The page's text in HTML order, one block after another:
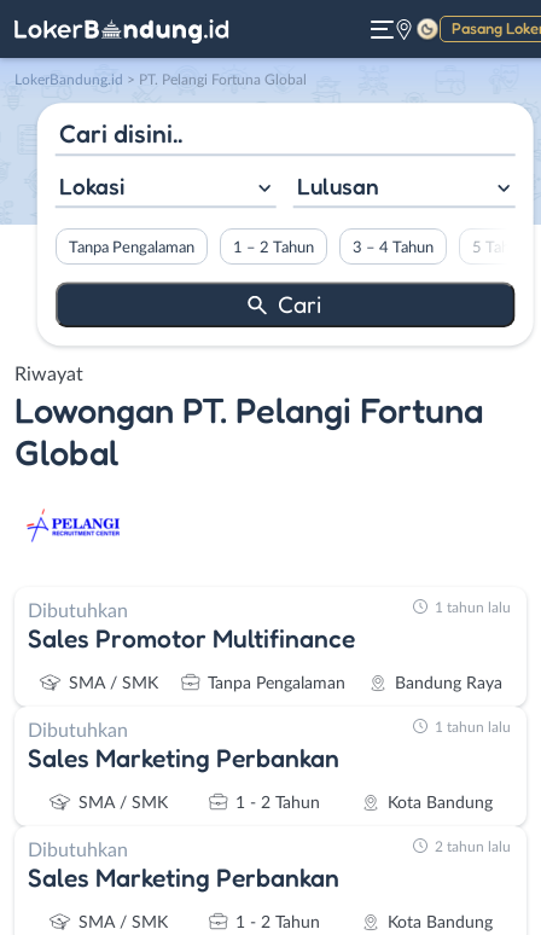
Pasang
Gelap
LokerBandung.id > PT. Pelangi Fortuna Global
Lokasi Lulusan
Tanpa Pengalaman 1 – 2 Tahun 3 – 4 Tahun 5 Tahun
Riwayat
Lowongan PT. Pelangi Fortuna
Global
Dibutuhkan
Sales Promotor Multifinance
SMA / SMK Tanpa Pengalaman Bandung Raya
1 tahun lalu
Dibutuhkan
Sales Marketing Perbankan
SMA / SMK 1 - 2 Tahun Kota Bandung
1 tahun lalu
Dibutuhkan
Sales Marketing Perbankan
SMA / SMK 1 - 2 Tahun Kota Bandung
2 tahun lalu